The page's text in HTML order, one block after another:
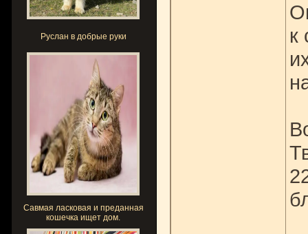
Руслан в добрые руки
Савмая ласковая и преданная
кошечка ищет дом.
к